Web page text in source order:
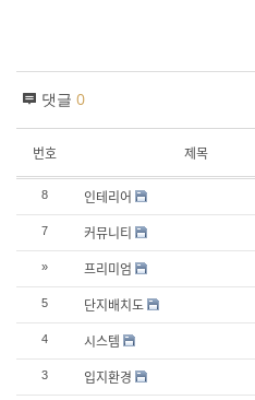
댓글 0
번호 제목
8 인테리어
7 커뮤니티
» 프리미엄
5 단지배치도
4 시스템
3 입지환경